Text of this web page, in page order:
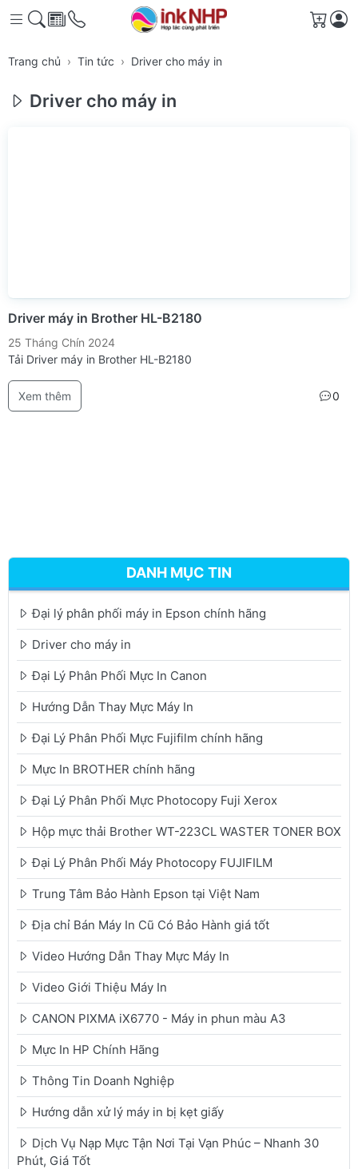
Giỏ
Trang chủ Tin tức Driver cho máy in
Driver cho máy in
Driver máy in Brother HL-B2180
25 Tháng Chín 2024
Tải Driver máy in Brother HL-B2180
Xem thêm 0
DANH MỤC TIN
Đại lý phân phối máy in Epson chính hãng
Driver cho máy in
Đại Lý Phân Phối Mực In Canon
Hướng Dẫn Thay Mực Máy In
Đại Lý Phân Phối Mực Fujifilm chính hãng
Mực In BROTHER chính hãng
Đại Lý Phân Phối Mực Photocopy Fuji Xerox
Hộp mực thải Brother WT-223CL WASTER TONER BOX
Đại Lý Phân Phối Máy Photocopy FUJIFILM
Trung Tâm Bảo Hành Epson tại Việt Nam
Địa chỉ Bán Máy In Cũ Có Bảo Hành giá tốt
Video Hướng Dẫn Thay Mực Máy In
Video Giới Thiệu Máy In
CANON PIXMA iX6770 - Máy in phun màu A3
Mực In HP Chính Hãng
Thông Tin Doanh Nghiệp
Hướng dẫn xử lý máy in bị kẹt giấy
Dịch Vụ Nạp Mực Tận Nơi Tại Vạn Phúc – Nhanh 30
Phút, Giá Tốt